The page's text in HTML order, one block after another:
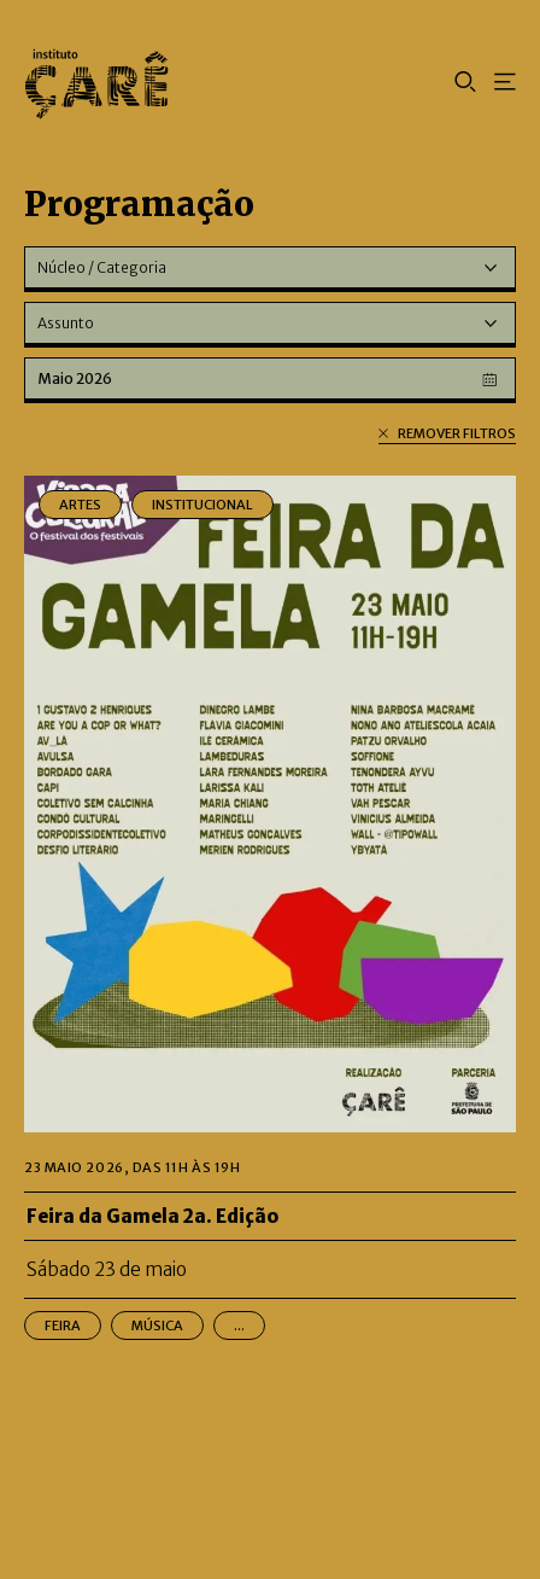
Programação
Núcleo / Categoria
Assunto
Maio 2026
REMOVER FILTROS
ARTES INSTITUCIONAL
23 MAIO 2026, DAS 11H ÀS 19H
Feira da Gamela 2a. Edição
Sábado 23 de maio
FEIRA MÚSICA ...